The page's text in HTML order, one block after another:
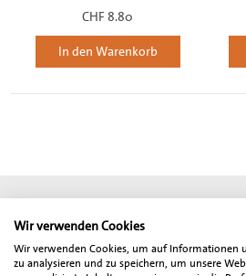
CHF 8.80
In den Warenkorb
Datenschutz
* Alle angegebenen Preise sind Netto-Preise
Wir verwenden Cookies
Wir verwenden Cookies, um auf Informationen
zu analysieren und zu speichern, um unsere